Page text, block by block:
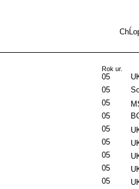
Rok ur.
05
05
05
05
05
05
05
05
05